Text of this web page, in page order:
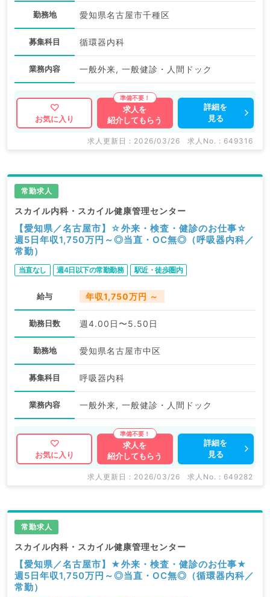
勤務地 愛知県名古屋市千種区
募集科目 循環器内科
業務内容 一般外来, 一般健診・人間ドック
お気に入り
求人を
紹介してもらう
詳細を
見る
求人更新日 : 2026/03/26 求人No. : 649316
常勤求人
スカイル内科・スカイル健康管理センター
【愛知県／名古屋市】☆外来・検査・健診のお仕事☆
週5日年収1,750万円～◎当直・OC無◎（呼吸器内科／
常勤）
当直なし 週4日以下の常勤勤務 駅近・徒歩圏内
給与 年収1,750万円 ～
勤務日数 週4.00日〜5.50日
勤務地 愛知県名古屋市中区
募集科目 呼吸器内科
業務内容 一般外来, 一般健診・人間ドック
お気に入り
求人を
紹介してもらう
詳細を
見る
求人更新日 : 2026/03/26 求人No. : 649282
常勤求人
スカイル内科・スカイル健康管理センター
【愛知県／名古屋市】★外来・検査・健診のお仕事★
週5日年収1,750万円～◎当直・OC無◎（循環器内科／
常勤）